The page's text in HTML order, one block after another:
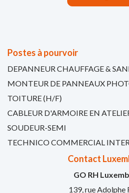
Postes à pourvoir
DEPANNEUR CHAUFFAGE &
MONTEUR DE PANNEAUX
TOITURE (H/F)
CABLEUR D'ARMOIRE EN
SOUDEUR-SEMI
TECHNICO COMMERCIAL
Contact
GO RH
139, rue Adolphe